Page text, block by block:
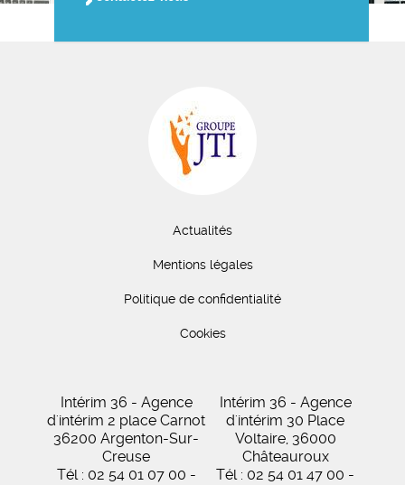
Actualités
Mentions légales
Politique de confidentialité
Cookies
Intérim 36 - Agence
d'intérim 2 place Carnot
36200 Argenton-Sur-
Creuse
Tél : 02 54 01 07 00 -
Intérim 36 - Agence
d'intérim 30 Place
Voltaire, 36000
Châteauroux
Tél : 02 54 01 47 00 -